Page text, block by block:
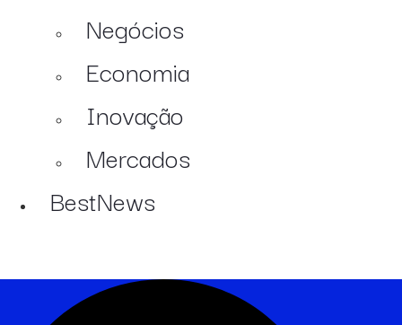
Negócios
Economia
Inovação
Mercados
BestNews